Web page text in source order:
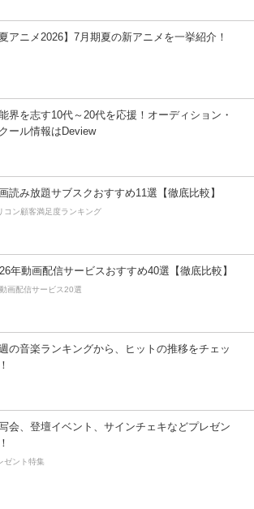
夏アニメ2026】7月期夏の新アニメを一挙紹介！
界を志す10代～20代を応援！オーディション・
ール情報はDeview
読み放題サブスクおすすめ11選【徹底比較】
コン顧客満足度ランキング
年動画配信サービスおすすめ40選【徹底比較】
画配信サービス20選
の音楽ランキングから、ヒットの推移をチェッ
会、登壇イベント、サインチェキなどプレゼン
ゼント特集